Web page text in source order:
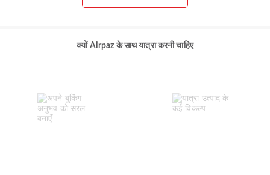
क्यों Airpaz के साथ यात्रा करनी चाहिए